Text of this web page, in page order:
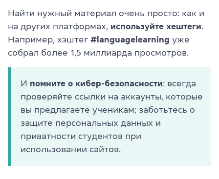
Найти нужный материал очень просто: как и
на других платформах, используйте хештеги
Например, хэштег #languagelearning уже
собрал более 1,5 миллиарда просмотров.
И помните о кибер-безопасности: всегда
проверяйте ссылки на аккаунты, которые
вы предлагаете ученикам; заботьтесь о
защите персональных данных и
приватности студентов при
использовании сайтов.